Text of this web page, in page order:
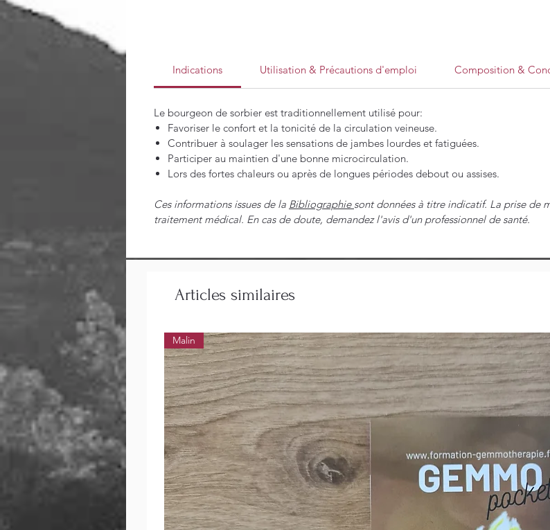
Indications Utilisation & Précautions d'emploi Composition &
Le bourgeon de sorbier est traditionnellement utilisé pour:
Favoriser le confort et la tonicité de la circulation veineuse.
Contribuer à soulager les sensations de jambes lourdes et fatiguées.
Participer au maintien d'une bonne microcirculation.
Lors des fortes chaleurs ou après de longues périodes debout ou assises.
Ces informations issues de la Bibliographie sont données à titre indicatif. La prise de
traitement médical. En cas de doute, demandez l'avis d'un professionnel de santé.
Articles similaires
Malin